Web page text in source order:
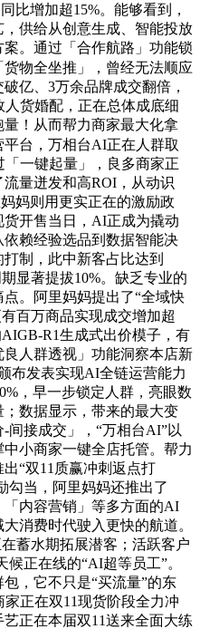
比增加超15%。能够看到，
供给从创意生成、智能投放
。通过「合作航路」功能锁
货物全坐推」，曾经无法顺应
亿、3万余品牌成交翻倍，
货婚配，正在总体成底细
！从而帮力商家最大化拿
台，万相台AI正在人群取
一键起量」，良多商家正
量迸发和高ROI，从动识
妈则用更实正在的激励政
开售当日，AI正成为撬动
赖经验选品到数据智能决
制，此中新客占比达到
显著提拔10%。缺乏专业的
。阿里妈妈提出了“全域快
百万商品实现成交增加超
R1生成式出价模子，有
人群透视」功能洞察本店新
布发表实现AI全链运营能力
，早一步锁定人群，亮眼数
数据显示，带来的最大变
间接成交」，“万相台AI”以
小商家一键全店托管。帮力
“双11质赢冲刺返点打
勾当，阿里妈妈还推出了
「内容营销」等多方面的AI
消费时代驶入更快的航道。
蓄水期拓展潜客；活跃客户
正在线的“AI超等员工”。
，它不只是“买流量”的东
正在双11现货阶段全力冲
正在本届双11送来全面大练